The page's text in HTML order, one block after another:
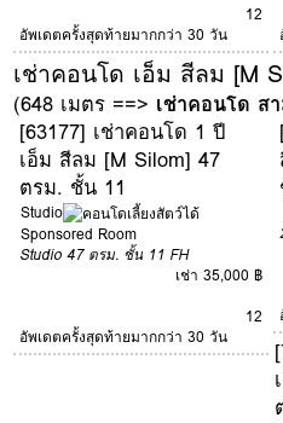
12
อัพเดตครั้งสุดท้ายมากกว่า 30 วัน
เช่าคอนโด เอ็ม สีลม [M
(648 เมตร ==> เช่าคอนโด ส
[63177] เช่าคอนโด 1 ปี
เอ็ม สีลม [M Silom] 47
ตรม. ชั้น 11
Studio
Sponsored Room
Studio 47 ตรม. ชั้น 11 FH
เช่า 35,000 ฿
12
อัพเดตครั้งสุดท้ายมากกว่า 30 วัน